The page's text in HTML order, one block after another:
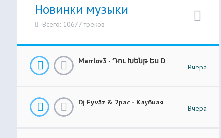
Новинки музыки
Всего: 10677 треков
Marrlov3 - Դու Խենթ Ես Du Khent Es COVER
Вчера
Dj Eyvāz & 2pac - Клубная Музыка “ Luxury Money “ Club Remix (BASS BOOSTED)
Вчера